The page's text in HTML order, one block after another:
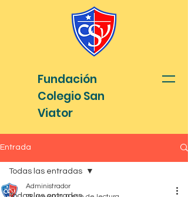
Fundación
Colegio San
Viator
Entrada
Todas las entradas
Administrador